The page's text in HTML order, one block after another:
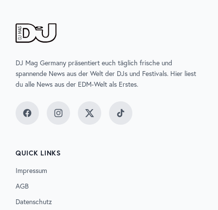
DJ Mag Germany präsentiert euch täglich frische und
spannende News aus der Welt der DJs und Festivals. Hier liest
du alle News aus der EDM-Welt als Erstes.
FacebookInstagramTwitter TikTok
QUICK LINKS
Impressum
AGB
Datenschutz